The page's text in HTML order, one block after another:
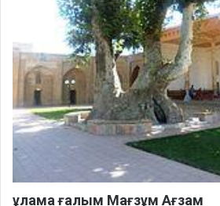
ұлама ғалым Мағзұм Ағзам